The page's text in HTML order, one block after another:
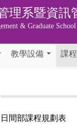
理系暨資訊
& Graduate
教學設備 課
日間部課程規劃表